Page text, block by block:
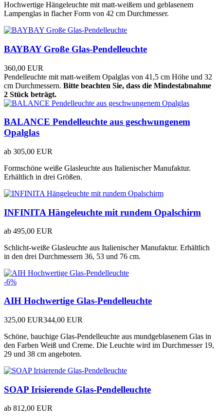
Hochwertige Hängeleuchte mit matt-weißem und geblasenem
Lampenglas in flacher Form von 42 cm Durchmesser.
BAYBAY Große Glas-Pendelleuchte
360,00 EUR
Pendelleuchte mit matt-weißem Opalglas von 41,5 cm Höhe und 32
cm Durchmessern. Bitte beachten Sie, dass die Mindestabnahme
2 Stück beträgt.
BALANCE Pendelleuchte aus geschwungenem
Opalglas
ab 305,00 EUR
Formschöne weiße Glasleuchte aus Italienischer Manufaktur.
Erhältlich in drei Größen.
INFINITA Hängeleuchte mit rundem Opalschirm
ab 495,00 EUR
Schlicht-weiße Glasleuchte aus Italienischer Manufaktur. Erhältlich
in den drei Durchmessern 36, 53 und 76 cm.
-6%
AIH Hochwertige Glas-Pendelleuchte
325,00 EUR344,00 EUR
Schöne, bauchige Glas-Pendelleuchte aus mundgeblasenem Glas in
den Farben Weiß und Creme. Die Leuchte wird im Durchmesser 19,
29 und 38 cm angeboten.
SOAP Irisierende Glas-Pendelleuchte
ab 812,00 EUR